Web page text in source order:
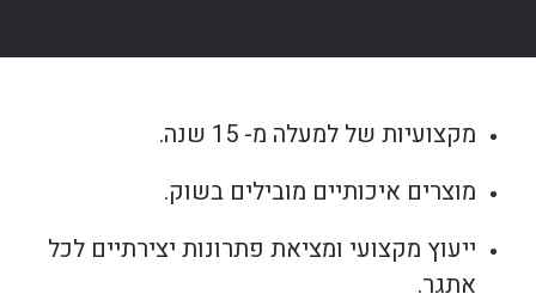
מקצועיות של למעלה מ- 15 שנה.
מוצרים איכותיים מובילים בשוק.
ייעוץ מקצועי ומציאת פתרונות יצירתיים לכל
אתגר.